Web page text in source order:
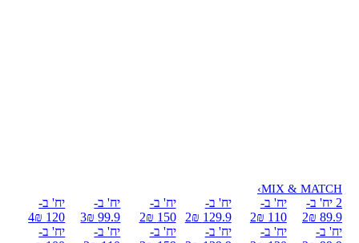
MIX & MATCH
›
2 יח' ב-
89.9 ₪
2
יח' ב-
יח' ב-
110 ₪
2
יח' ב-
יח' ב-
129.9 ₪
2
יח' ב-
יח' ב-
150 ₪
2
יח' ב-
יח' ב-
99.9 ₪
3
יח' ב-
יח' ב-
120 ₪
4
יח' ב-